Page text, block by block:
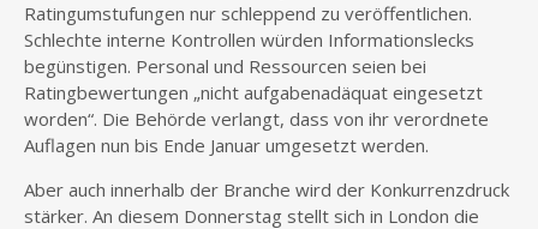
Ratingumstufungen nur schleppend zu veröffentlichen.
Schlechte interne Kontrollen würden Informationslecks
begünstigen. Personal und Ressourcen seien bei
Ratingbewertungen „nicht aufgabenadäquat eingesetzt
worden“. Die Behörde verlangt, dass von ihr verordnete
Auflagen nun bis Ende Januar umgesetzt werden.
Aber auch innerhalb der Branche wird der Konkurrenzdruck
stärker. An diesem Donnerstag stellt sich in London die